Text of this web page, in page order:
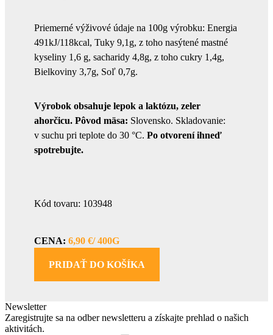
Priemerné výživové údaje na 100g výrobku: Energia
491kJ/118kcal, Tuky 9,1g, z toho nasýtené mastné
kyseliny 1,6 g, sacharidy 4,8g, z toho cukry 1,4g,
Bielkoviny 3,7g, Soľ 0,7g.
Výrobok obsahuje lepok a laktózu, zeler
ahorčicu. Pôvod mäsa: Slovensko. Skladovanie:
v suchu pri teplote do 30 °C. Po otvorení ihneď
spotrebujte.
Kód tovaru: 103948
CENA: 6,90 €/ 400G
PRIDAŤ DO KOŠÍKA
Newsletter
Zaregistrujte sa na odber newsletteru a získajte prehlad o našich
aktivitách.